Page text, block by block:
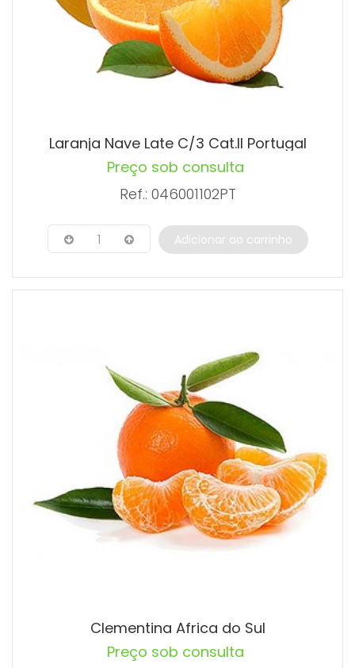
Laranja Nave Late C/3 Cat.II Portugal
Preço sob consulta
Ref.: 046001102PT
1 Adicionar ao carrinho
Clementina Africa do Sul
Preço sob consulta